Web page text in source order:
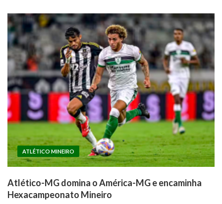
ATLÉTICO MINEIRO
Atlético-MG domina o América-MG e encaminha
Hexacampeonato Mineiro